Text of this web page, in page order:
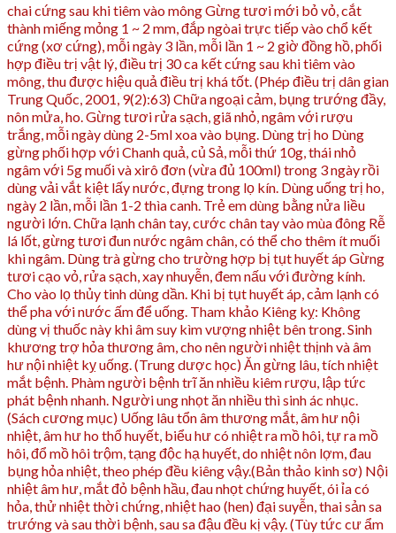
chai cứng sau khi tiêm vào mông Gừng tươi mới bỏ vỏ, cắt
thành miếng mỏng 1 ~ 2 mm, đắp ngòai trực tiếp vào chổ kết
cứng (xơ cứng), mỗi ngày 3 lần, mỗi lần 1 ~ 2 giờ đồng hồ, phối
hợp điều trị vật lý, điều trị 30 ca kết cứng sau khi tiêm vào
mông, thu được hiệu quả điều trị khá tốt. (Phép điều trị dân gian
Trung Quốc, 2001, 9(2):63) Chữa ngoại cảm, bụng trướng đầy,
nôn mửa, ho. Gừng tươi rửa sạch, giã nhỏ, ngâm với rượu
trắng, mỗi ngày dùng 2-5ml xoa vào bụng. Dùng trị ho Dùng
gừng phối hợp với Chanh quả, củ Sả, mỗi thứ 10g, thái nhỏ
ngâm với 5g muối và xirô đơn (vừa đủ 100ml) trong 3 ngày rồi
dùng vải vắt kiệt lấy nước, đựng trong lọ kín. Dùng uống trị ho,
ngày 2 lần, mỗi lần 1-2 thìa canh. Trẻ em dùng bằng nửa liều
người lớn. Chữa lạnh chân tay, cước chân tay vào mùa đông Rễ
lá lốt, gừng tươi đun nước ngâm chân, có thể cho thêm ít muối
khi ngâm. Dùng trà gừng cho trường hợp bị tụt huyết áp Gừng
tươi cạo vỏ, rửa sạch, xay nhuyễn, đem nấu với đường kính.
Cho vào lọ thủy tinh dùng dần. Khi bị tụt huyết áp, cảm lạnh có
thể pha với nước ấm để uống. Tham khảo Kiêng kỵ: Không
dùng vị thuốc này khi âm suy kìm vượng nhiệt bên trong. Sinh
khương trợ hỏa thương âm, cho nên người nhiệt thịnh và âm
hư nội nhiệt kỵ uống. (Trung dược học) Ăn gừng lâu, tích nhiệt
mắt bệnh. Phàm người bệnh trĩ ăn nhiều kiêm rượu, lập tức
phát bệnh nhanh. Người ung nhọt ăn nhiều thì sinh ác nhục.
(Sách cương mục) Uống lâu tổn âm thương mắt, âm hư nội
nhiệt, âm hư ho thổ huyết, biểu hư có nhiệt ra mồ hôi, tự ra mồ
hôi, đổ mồ hôi trộm, tạng độc hạ huyết, do nhiệt nôn lợm, đau
bụng hỏa nhiệt, theo phép đều kiêng vậy.(Bản thảo kinh sơ) Nội
nhiệt âm hư, mắt đỏ bệnh hầu, đau nhọt chứng huyết, ói ỉa có
hỏa, thử nhiệt thời chứng, nhiệt hao (hen) đại suyễn, thai sản sa
trướng và sau thời bệnh, sau sa đậu đều kị vậy. (Tùy tức cư ẩm